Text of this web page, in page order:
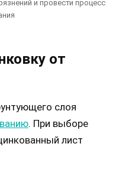
и провести процесс
от
слоя
. При выборе
лист